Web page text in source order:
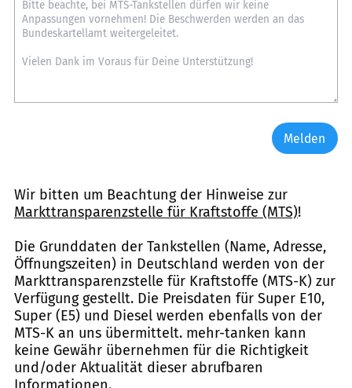
Melden
Wir bitten um Beachtung der Hinweise zur
Markttransparenzstelle für Kraftstoffe (MTS)!
Die Grunddaten der Tankstellen (Name, Adresse,
Öffnungszeiten) in Deutschland werden von der
Markttransparenzstelle für Kraftstoffe (MTS-K) zur
Verfügung gestellt. Die Preisdaten für Super E10,
Super (E5) und Diesel werden ebenfalls von der
MTS-K an uns übermittelt. mehr-tanken kann
keine Gewähr übernehmen für die Richtigkeit
und/oder Aktualität dieser abrufbaren